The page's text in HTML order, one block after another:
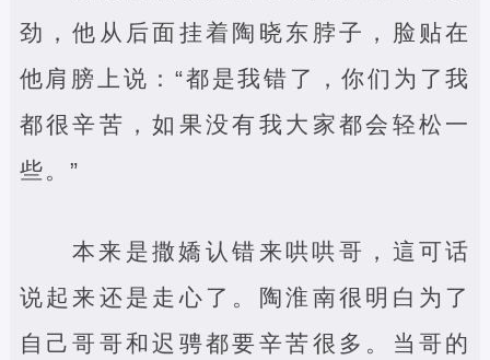
劲，他从后面挂着陶晓东脖子，脸贴在
他肩膀上说：“都是我错了，你们为了我
都很辛苦，如果没有我大家都会轻松一
些。”
本来是撒嬌认错来哄哄哥，這可话
说起来还是走心了。陶淮南很明白为了
自己哥哥和迟骋都要辛苦很多。当哥的